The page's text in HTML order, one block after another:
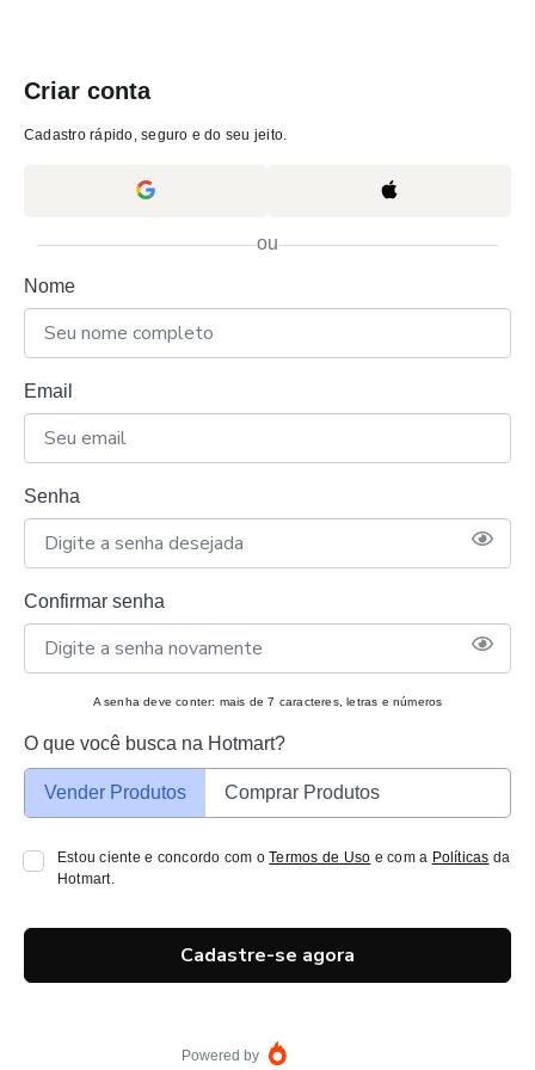
Criar conta
Cadastro rápido, seguro e do seu jeito.
ou
Nome
Email
Senha
Confirmar senha
A senha deve conter: mais de 7 caracteres, letras e números
O que você busca na Hotmart?
Vender Produtos Comprar Produtos
Estou ciente e concordo com oTermos de Uso e com a Políticas da
Hotmart.
Cadastre-se agora
Powered by